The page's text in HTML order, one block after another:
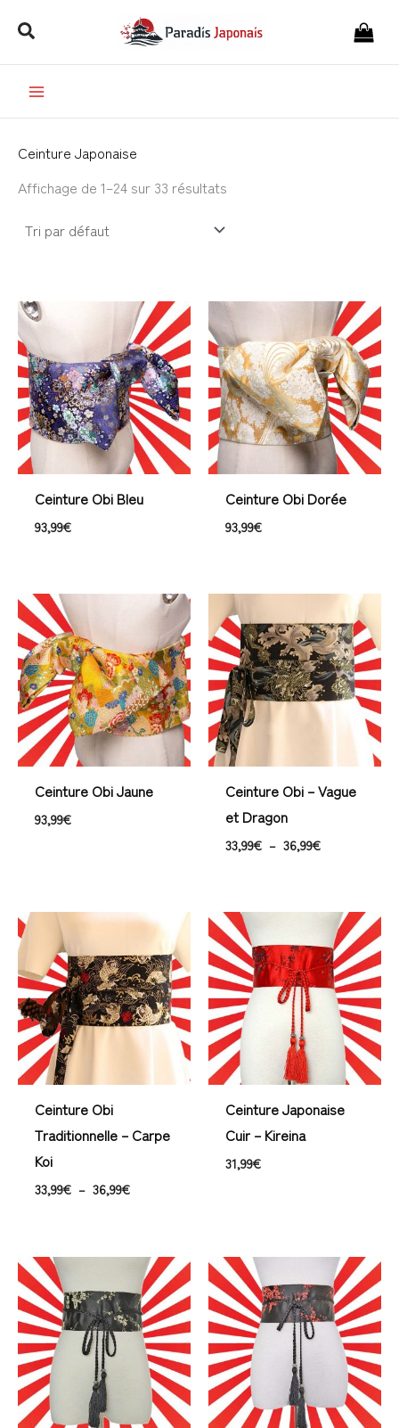
contenu
Rechercher
Ceinture Japonaise
Affichage de 1–24 sur 33 résultats
Ceinture Obi Bleu
93,99€
Ceinture Obi Dorée
93,99€
Ceinture Obi Jaune
93,99€
Ceinture Obi – Vague
et Dragon
33,99€ – 36,99€
prix :
33,99€
à
36,99€
Ceinture Obi
Traditionnelle – Carpe
Koi
33,99€ – 36,99€
Plage
prix :
33,99€
à
36,99€
Ceinture Japonaise
Cuir – Kireina
31,99€